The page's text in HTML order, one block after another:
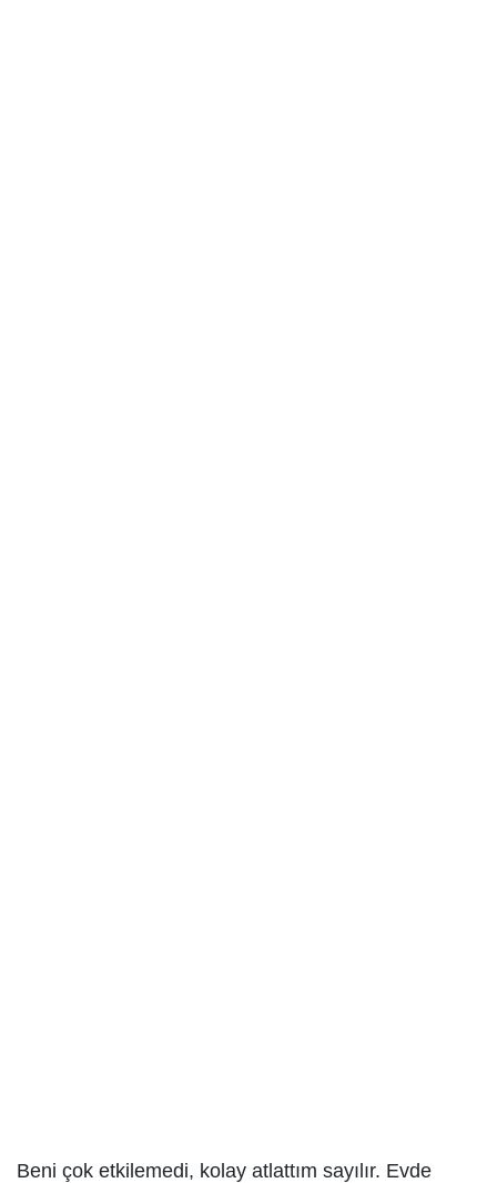
Beni çok etkilemedi, kolay atlattım sayılır. Evde